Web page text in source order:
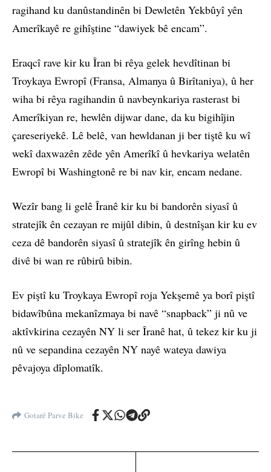
ragihand ku danûstandinên bi Dewletên Yekbûyî yên
Amerîkayê re gihîştine “dawiyek bê encam”.
Eraqcî rave kir ku Îran bi rêya gelek hevdîtinan bi
Troykaya Ewropî (Fransa, Almanya û Birîtaniya), û her
wiha bi rêya ragihandin û navbeynkariya rasterast bi
Amerîkiyan re, hewlên dijwar dane, da ku bigihîjin
çareseriyekê. Lê belê, van hewldanan ji ber tiştê ku wî
wekî daxwazên zêde yên Amerîkî û hevkariya welatên
Ewropî bi Washingtonê re bi nav kir, encam nedane.
Wezîr bang li gelê Îranê kir ku bi bandorên siyasî û
stratejîk ên cezayan re mijûl dibin, û destnîşan kir ku ev
ceza dê bandorên siyasî û stratejîk ên girîng hebin û
divê bi wan re rûbirû bibin.
Ev piştî ku Troykaya Ewropî roja Yekşemê ya borî piştî
bidawîbûna mekanîzmaya bi navê “snapback” ji nû ve
aktîvkirina cezayên NY li ser Îranê hat, û tekez kir ku ji
nû ve sepandina cezayên NY nayê wateya dawiya
pêvajoya dîplomatîk.
Gotarê Parve Bike